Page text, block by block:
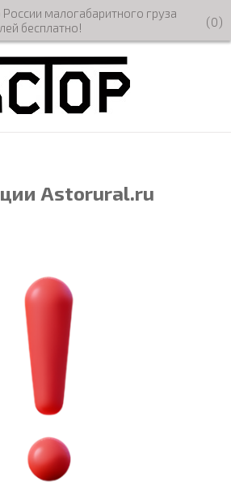
малогабаритного груза
бесплатно!
(0)
Astorural.ru